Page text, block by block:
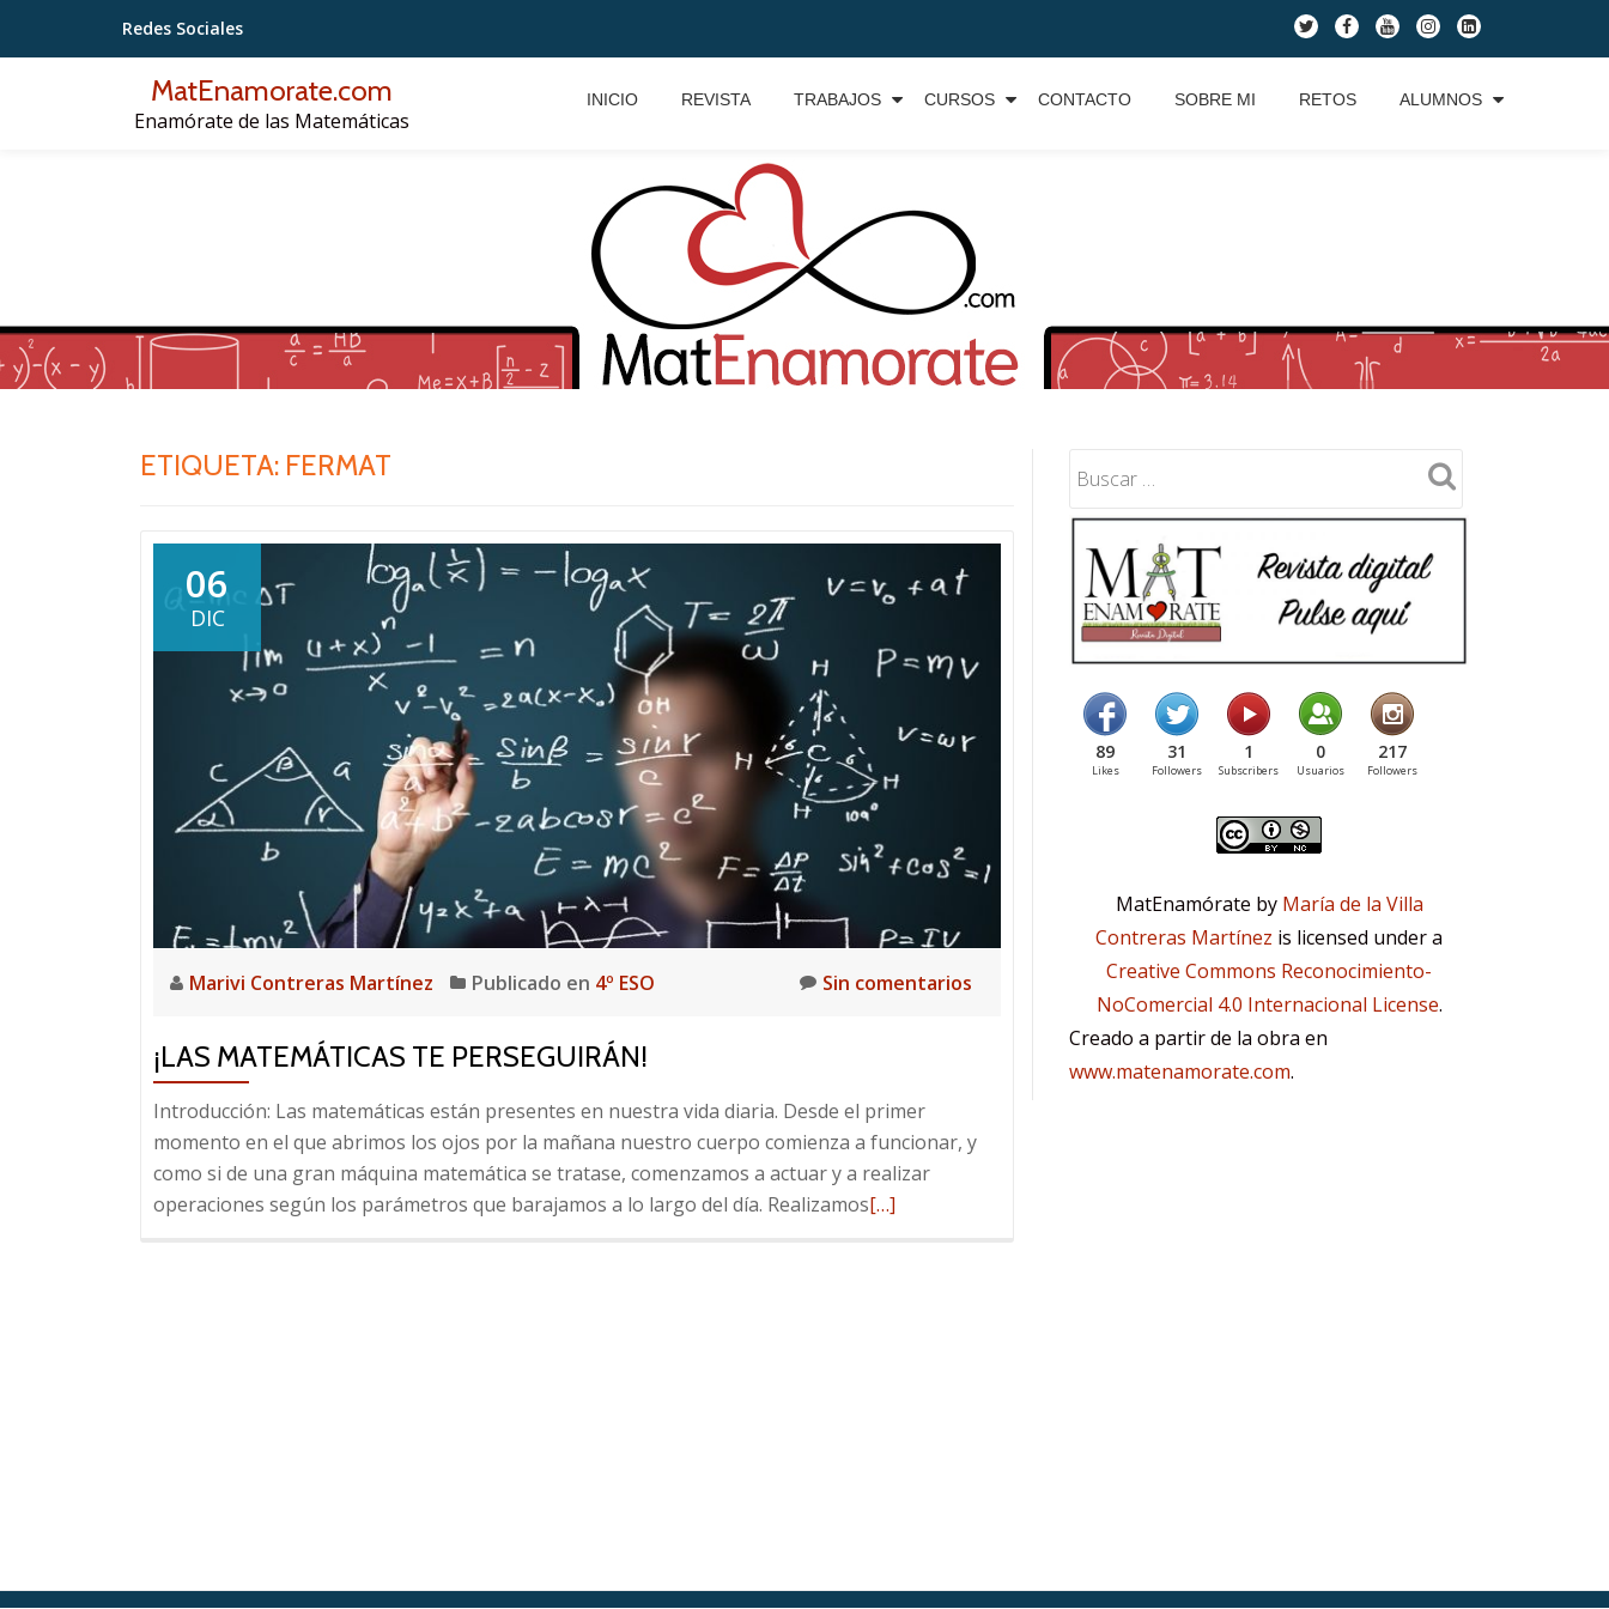
Saltar
Redes Sociales
fa-
twitter
fa-
facebook
fa-
youtube
fa-
instagram
fa-
linkedin-
square
MatEnamorate.com
Enamórate de las Matemáticas
INICIO REVISTA TRABAJOS CURSOS CONTACTO SOBRE MI RETOS ALUMNOS
ETIQUETA: FERMAT
06
DIC
Marivi Contreras Martínez Publicado en 4º ESO Sin comentarios
¡LAS MATEMÁTICAS TE PERSEGUIRÁN!
Introducción: Las matemáticas están presentes en nuestra vida diaria. Desde el primer
momento en el que abrimos los ojos por la mañana nuestro cuerpo comienza a funcionar, y
como si de una gran máquina matemática se tratase, comenzamos a actuar y a realizar
operaciones según los parámetros que barajamos a lo largo del día. RealizamosLeer
[…]
89
Likes
31
Followers
1
Subscribers
0
Usuarios
217
Followers
MatEnamórate by María de la Villa
Contreras Martínez is licensed under a
Creative Commons Reconocimiento-
NoComercial 4.0 Internacional License.
Creado a partir de la obra en
www.matenamorate.com.